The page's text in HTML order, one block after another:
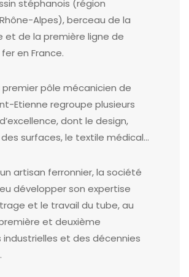
stéphanois (région
Alpes), berceau de la
et de la première ligne de
en France.
premier pôle mécanicien de
Etienne regroupe plusieurs
dont le design,
des surfaces, le textile médical…
artisan ferronnier, la société
développer son expertise
et le travail du tube, au
et deuxième
industrielles et des décennies